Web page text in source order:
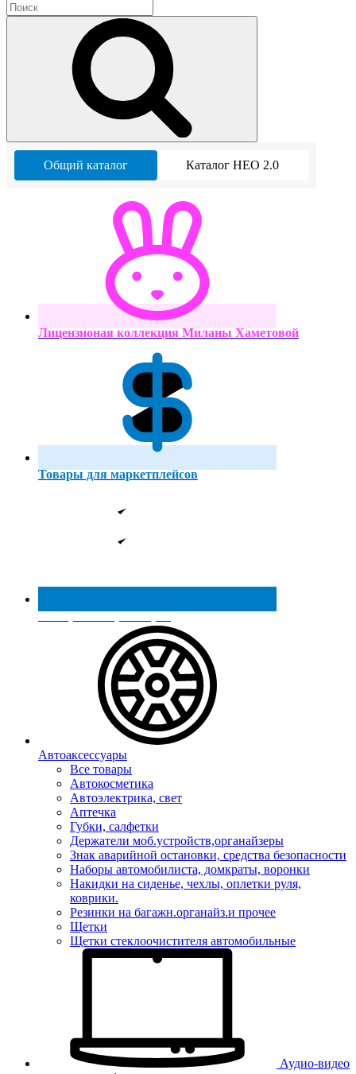
Общий каталог Каталог НЕО 2.0
Лицензионая коллекция Миланы Хаметовой
Товары для маркетплейсов
Реестр МинПромТорга
Автоаксессуары
Все товары
Автокосметика
Автоэлектрика, свет
Аптечка
Губки, салфетки
Держатели моб.устройств,органайзеры
Знак аварийной остановки, средства безопасности
Наборы автомобилиста, домкраты, воронки
Накидки на сиденье, чехлы, оплетки руля,
коврики.
Резинки на багажн.органайз.и прочее
Щетки
Щетки стеклоочистителя автомобильные
Аудио-видео